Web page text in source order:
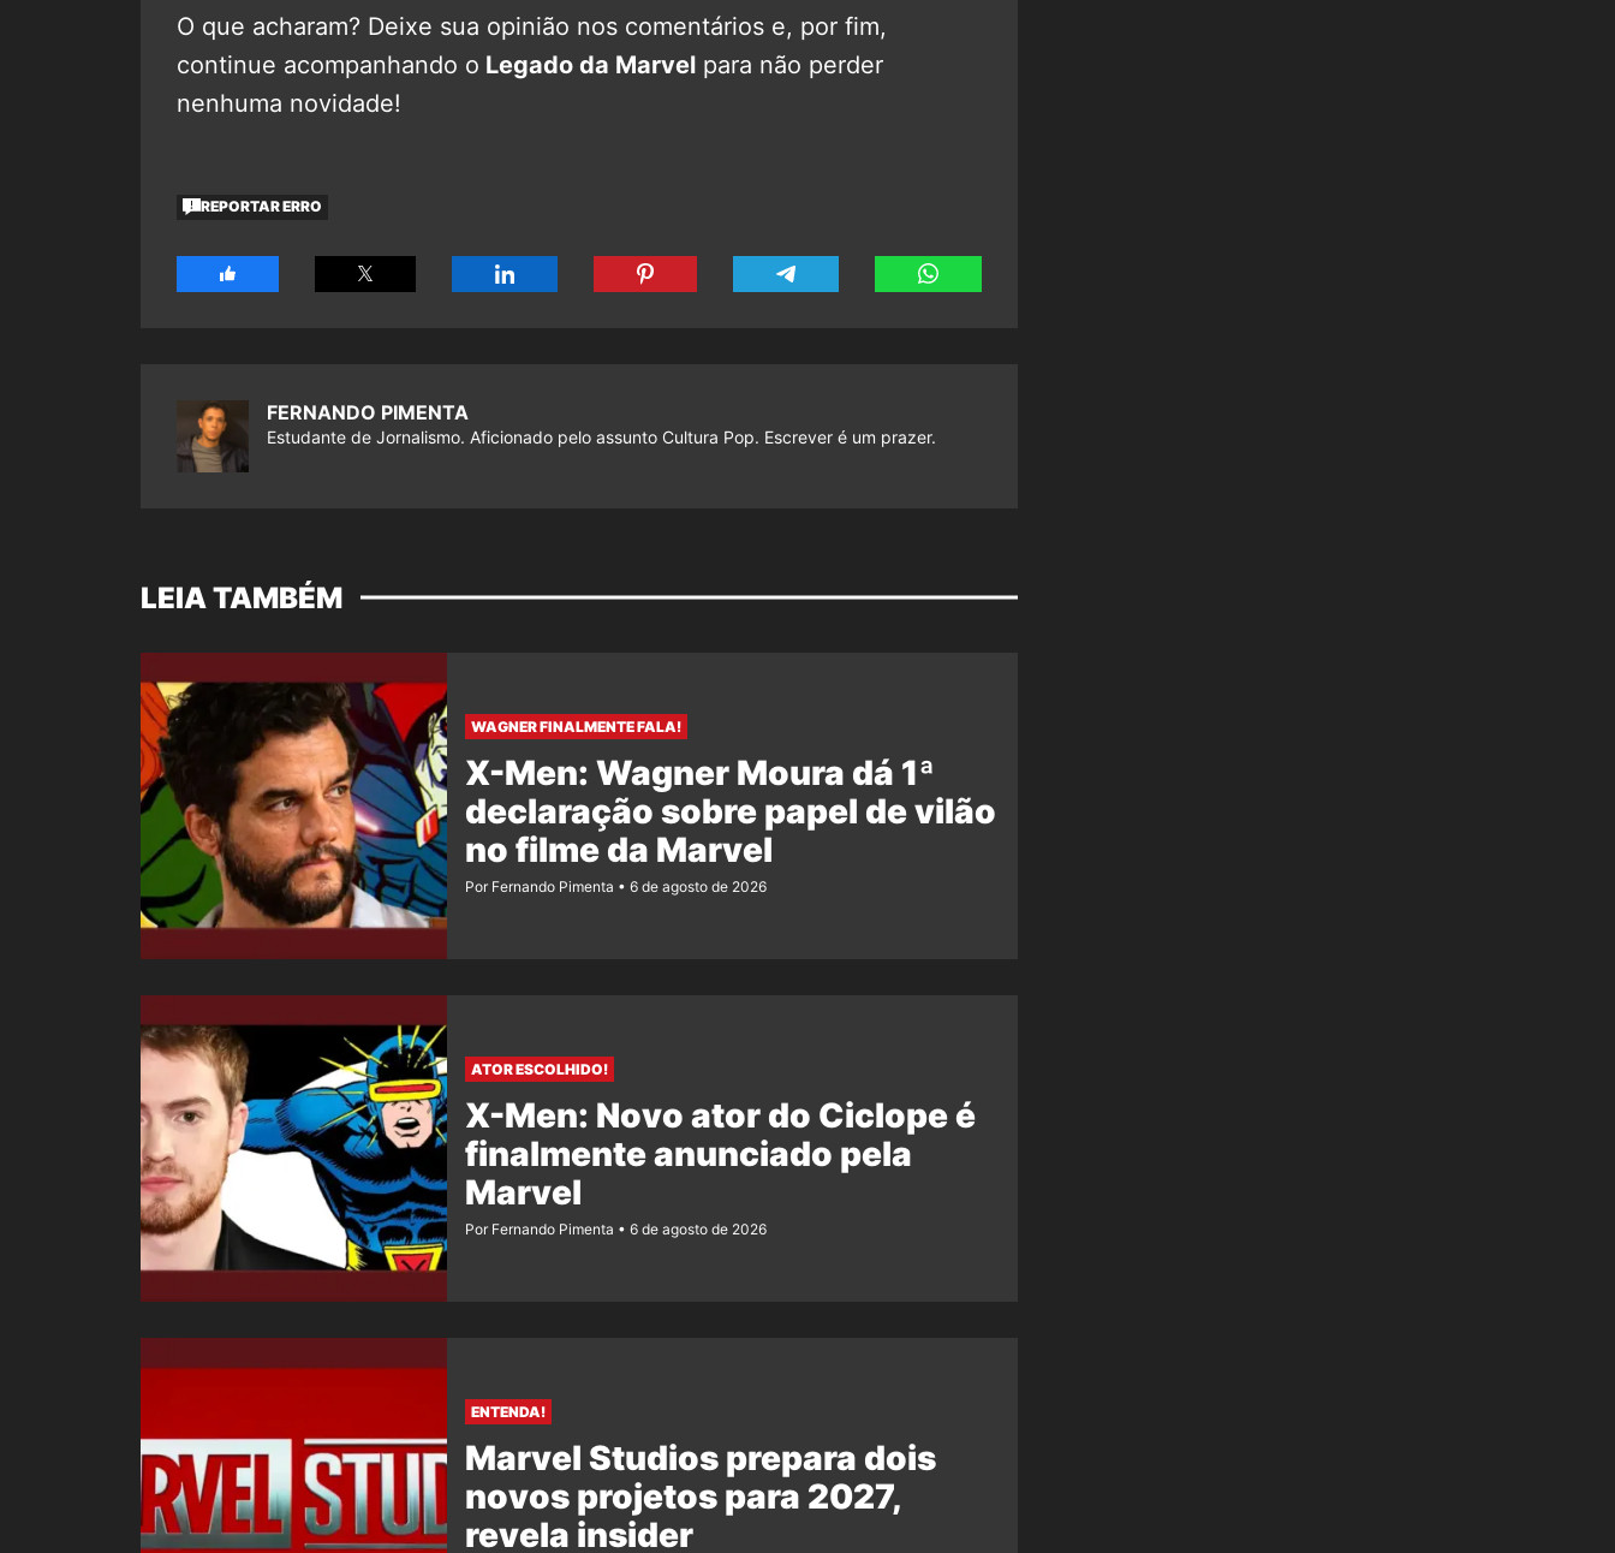
O que acharam? Deixe sua opinião nos comentários e, por fim,
continue acompanhando o Legado da Marvel para não perder
nenhuma novidade!
REPORTAR ERRO
FERNANDO PIMENTA
Estudante de Jornalismo. Aficionado pelo assunto Cultura Pop. Escrever é um prazer.
LEIA TAMBÉM
WAGNER FINALMENTE FALA!
X-Men: Wagner Moura dá 1ª
declaração sobre papel de vilão
no filme da Marvel
Por Fernando Pimenta 6 de agosto de 2026
ATOR ESCOLHIDO!
X-Men: Novo ator do Ciclope é
finalmente anunciado pela
Marvel
Por Fernando Pimenta 6 de agosto de 2026
ENTENDA!
Marvel Studios prepara dois
novos projetos para 2027,
revela insider